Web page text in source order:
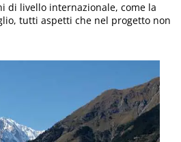
di livello internazionale, come la
tutti aspetti che nel progetto non